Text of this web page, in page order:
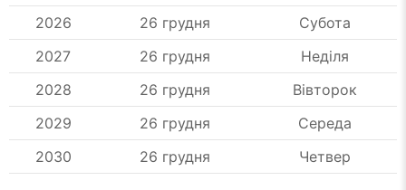
2026
26 грудня
Субота
2027
26 грудня
Неділя
2028
26 грудня
Вівторок
2029
26 грудня
Середа
2030
26 грудня Четвер